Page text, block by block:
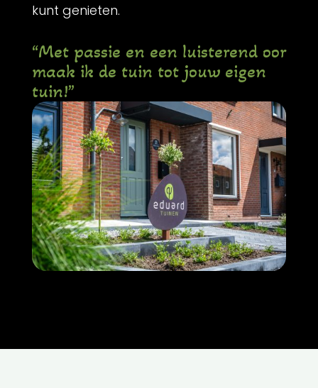
kunt genieten.
“Met passie en een luisterend oor
maak ik de tuin tot jouw eigen
tuin!”